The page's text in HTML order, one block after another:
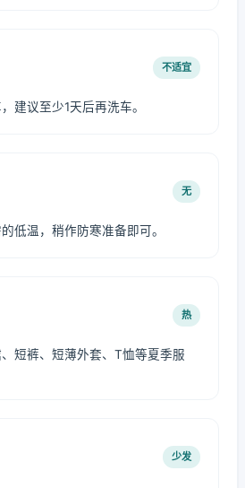
不适宜
建议至少1天后再洗车。
无
低温，稍作防寒准备即可。
热
短裤、短薄外套、T恤等夏季服
少发